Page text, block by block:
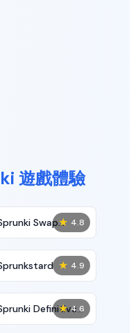
遊戲體驗
★ 4.8
Swap
★ 4.9
★ 4.6
Definitive
7